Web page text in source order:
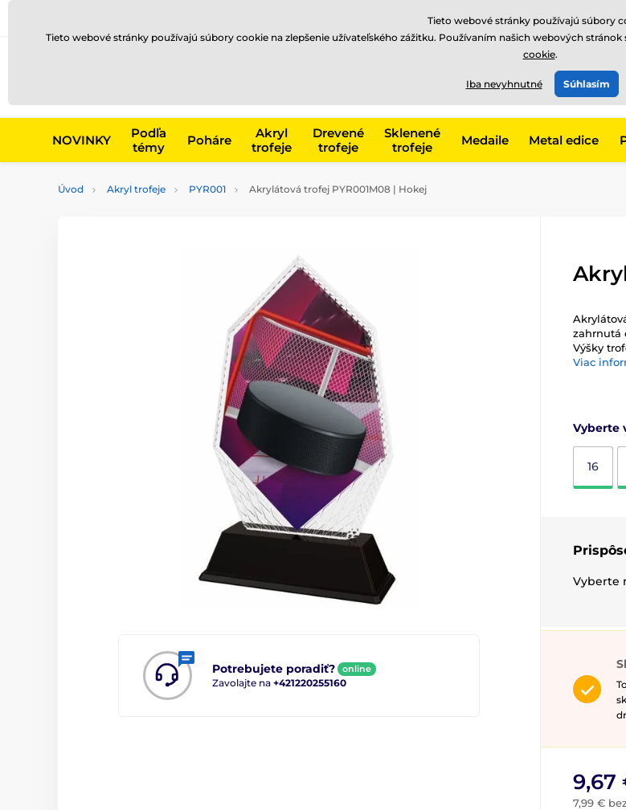
EUR
NOVINKY
Podľa
témy
Poháre
Akryl
trofeje
Drevené
trofeje
Sklenené
trofeje
Medaile Metal edice
Úvod Akryl trofeje PYR001 Akrylátová trofej PYR001M08 | Hokej
Potrebujete poradiť? online
Zavolajte na +421220255160
zahrnutá
Výšky
Viac
Vyberte
16
Vyberte
9,67
7,99 €
Tieto webové stránky používajú súbory
Tieto webové stránky používajú súbory cookie na zlepšenie užívateľského zážitku. Používaním našich webových
cookie.
Iba nevyhnutné Súhlasím